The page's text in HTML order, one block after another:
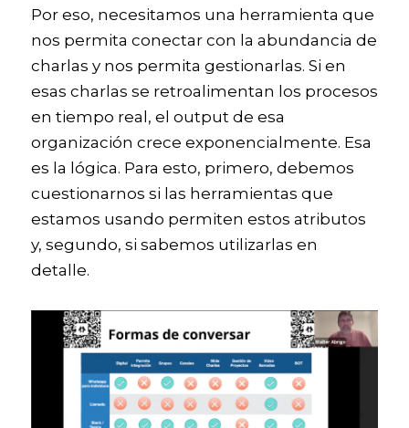
Por eso, necesitamos una herramienta que
nos permita conectar con la abundancia de
charlas y nos permita gestionarlas. Si en
esas charlas se retroalimentan los procesos
en tiempo real, el output de esa
organización crece exponencialmente. Esa
es la lógica. Para esto, primero, debemos
cuestionarnos si las herramientas que
estamos usando permiten estos atributos
y, segundo, si sabemos utilizarlas en
detalle.